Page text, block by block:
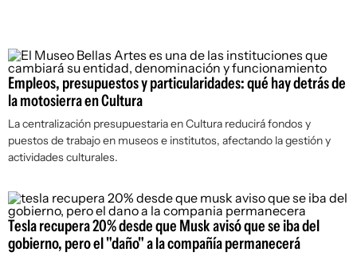
Empleos, presupuestos y particularidades: qué hay detrás de
la motosierra en Cultura
La centralización presupuestaria en Cultura reducirá fondos y
puestos de trabajo en museos e institutos, afectando la gestión y
actividades culturales.
Tesla recupera 20% desde que Musk avisó que se iba del
gobierno, pero el "daño" a la compañía permanecerá